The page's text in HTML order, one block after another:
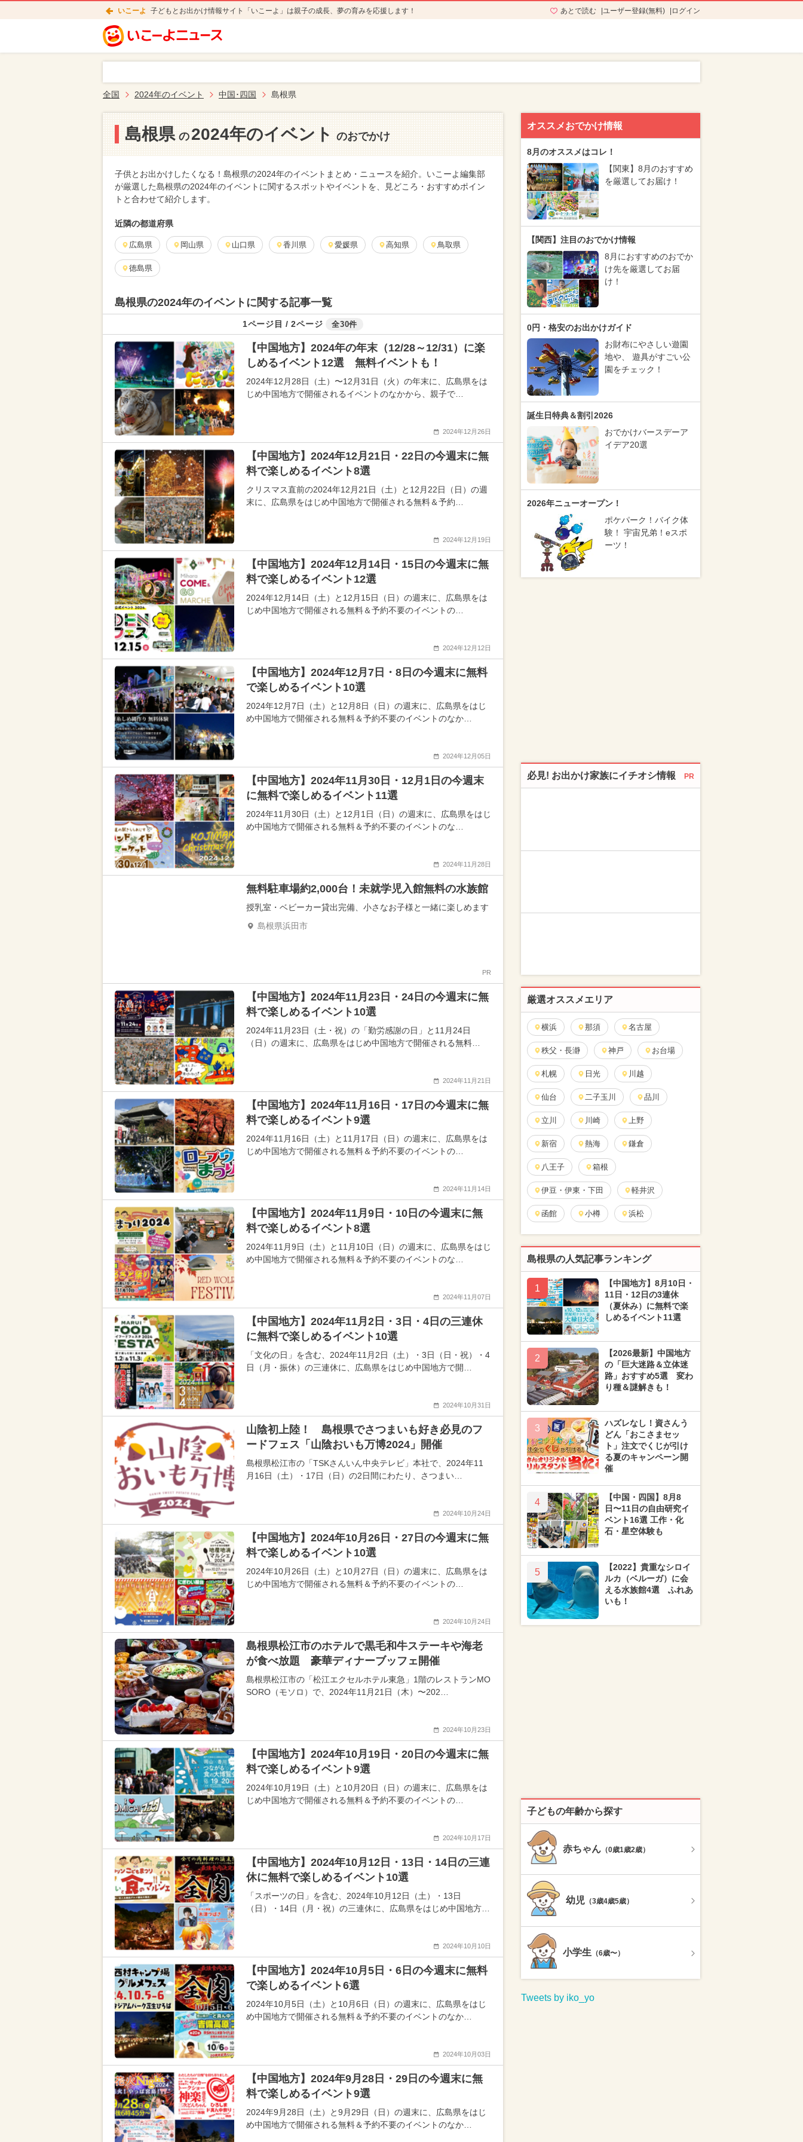
いこーよ 子どもとお出かけ情報サイト「いこーよ」は親子の成長、夢の育みを応援します！ あとで読む ユーザー登録(無料) ログイン
全国 2024年のイベント 中国･四国 島根県
島根県 の 2024年のイベント のおでかけ
子供とお出かけしたくなる！島根県の2024年のイベントまとめ・ニュースを紹介。いこーよ編集部
が厳選した島根県の2024年のイベントに関するスポットやイベントを、見どころ・おすすめポイン
トと合わせて紹介します。
近隣の都道府県
広島県 岡山県 山口県 香川県 愛媛県 高知県 鳥取県
徳島県
島根県の2024年のイベントに関する記事一覧
1ページ目 / 2ページ 全30件
【中国地方】2024年の年末（12/28～12/31）に楽
しめるイベント12選 無料イベントも！
2024年12月28日（土）〜12月31日（火）の年末に、広島県をは
じめ中国地方で開催されるイベントのなかから、親子で…
2024年12月26日
【中国地方】2024年12月21日・22日の今週末に無
料で楽しめるイベント8選
クリスマス直前の2024年12月21日（土）と12月22日（日）の週
末に、広島県をはじめ中国地方で開催される無料＆予約…
2024年12月19日
【中国地方】2024年12月14日・15日の今週末に無
料で楽しめるイベント12選
2024年12月14日（土）と12月15日（日）の週末に、広島県をは
じめ中国地方で開催される無料＆予約不要のイベントの…
2024年12月12日
【中国地方】2024年12月7日・8日の今週末に無料
で楽しめるイベント10選
2024年12月7日（土）と12月8日（日）の週末に、広島県をはじ
め中国地方で開催される無料＆予約不要のイベントのなか…
2024年12月05日
【中国地方】2024年11月30日・12月1日の今週末
に無料で楽しめるイベント11選
2024年11月30日（土）と12月1日（日）の週末に、広島県をはじ
め中国地方で開催される無料＆予約不要のイベントのな…
2024年11月28日
無料駐車場約2,000台！未就学児入館無料の水族館
授乳室・ベビーカー貸出完備、小さなお子様と一緒に楽しめます
島根県浜田市
PR
【中国地方】2024年11月23日・24日の今週末に無
料で楽しめるイベント10選
2024年11月23日（土・祝）の「勤労感謝の日」と11月24日
（日）の週末に、広島県をはじめ中国地方で開催される無料…
2024年11月21日
【中国地方】2024年11月16日・17日の今週末に無
料で楽しめるイベント9選
2024年11月16日（土）と11月17日（日）の週末に、広島県をは
じめ中国地方で開催される無料＆予約不要のイベントの…
2024年11月14日
【中国地方】2024年11月9日・10日の今週末に無
料で楽しめるイベント8選
2024年11月9日（土）と11月10日（日）の週末に、広島県をはじ
め中国地方で開催される無料＆予約不要のイベントのな…
2024年11月07日
【中国地方】2024年11月2日・3日・4日の三連休
に無料で楽しめるイベント10選
「文化の日」を含む、2024年11月2日（土）・3日（日・祝）・4
日（月・振休）の三連休に、広島県をはじめ中国地方で開…
2024年10月31日
山陰初上陸！ 島根県でさつまいも好き必見のフ
ードフェス「山陰おいも万博2024」開催
島根県松江市の「TSKさんいん中央テレビ」本社で、2024年11
月16日（土）・17日（日）の2日間にわたり、さつまい…
2024年10月24日
【中国地方】2024年10月26日・27日の今週末に無
料で楽しめるイベント10選
2024年10月26日（土）と10月27日（日）の週末に、広島県をは
じめ中国地方で開催される無料＆予約不要のイベントの…
2024年10月24日
島根県松江市のホテルで黒毛和牛ステーキや海老
が食べ放題 豪華ディナーブッフェ開催
島根県松江市の「松江エクセルホテル東急」1階のレストランMO
SORO（モソロ）で、2024年11月21日（木）〜202…
2024年10月23日
【中国地方】2024年10月19日・20日の今週末に無
料で楽しめるイベント9選
2024年10月19日（土）と10月20日（日）の週末に、広島県をは
じめ中国地方で開催される無料＆予約不要のイベントの…
2024年10月17日
【中国地方】2024年10月12日・13日・14日の三連
休に無料で楽しめるイベント10選
「スポーツの日」を含む、2024年10月12日（土）・13日
（日）・14日（月・祝）の三連休に、広島県をはじめ中国地方…
2024年10月10日
【中国地方】2024年10月5日・6日の今週末に無料
で楽しめるイベント6選
2024年10月5日（土）と10月6日（日）の週末に、広島県をはじ
め中国地方で開催される無料＆予約不要のイベントのなか…
2024年10月03日
【中国地方】2024年9月28日・29日の今週末に無
料で楽しめるイベント9選
2024年9月28日（土）と9月29日（日）の週末に、広島県をはじ
め中国地方で開催される無料＆予約不要のイベントのなか…
オススメおでかけ情報
8月のオススメはコレ！
【関東】8月のおすすめ
を厳選してお届け！
【関西】注目のおでかけ情報
8月におすすめのおでか
け先を厳選してお届
け！
0円・格安のお出かけガイド
お財布にやさしい遊園
地や、 遊具がすごい公
園をチェック！
誕生日特典＆割引2026
おでかけバースデーア
イデア20選
2026年ニューオープン！
ポケパーク！バイク体
験！ 宇宙兄弟！eスポ
ーツ！
必見! お出かけ家族にイチオシ情報 PR
厳選オススメエリア
横浜 那須 名古屋
秩父・長瀞 神戸 お台場
札幌 日光 川越
仙台 二子玉川 品川
立川 川崎 上野
新宿 熱海 鎌倉
八王子 箱根
伊豆・伊東・下田 軽井沢
函館 小樽 浜松
島根県の人気記事ランキング
1
【中国地方】8月10日・
11日・12日の3連休
（夏休み）に無料で楽
しめるイベント11選
2
【2026最新】中国地方
の「巨大迷路＆立体迷
路」おすすめ5選 変わ
り種＆謎解きも！
3
ハズレなし！資さんう
どん「おこさまセッ
ト」注文でくじが引け
る夏のキャンペーン開
催
4
【中国・四国】8月8
日〜11日の自由研究イ
ベント16選 工作・化
石・星空体験も
5
【2022】貴重なシロイ
ルカ（ベルーガ）に会
える水族館4選 ふれあ
いも！
子どもの年齢から探す
赤ちゃん （0歳1歳2歳）
幼児 （3歳4歳5歳）
小学生 （6歳〜）
Tweets by iko_yo